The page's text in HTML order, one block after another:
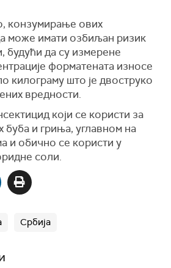
конзумирање ових
може имати озбиљан ризик
будући да су измерене
форматената износе
килограму што је двоструко
вредности.
који се користи за
буба и гриња, углавном на
и обично се користи у
соли.
Србија